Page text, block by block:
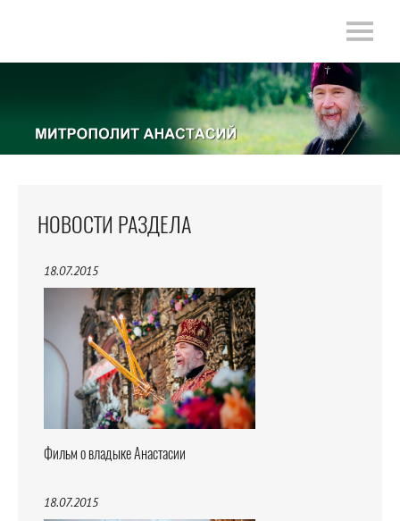
НОВОСТИ РАЗДЕЛА
18.07.2015
Фильм о владыке Анастасии
18.07.2015